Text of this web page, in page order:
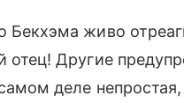
Бекхэма живо
отец! Другие
деле